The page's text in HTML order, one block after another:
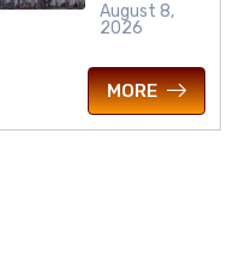
August 8,
2026
MORE